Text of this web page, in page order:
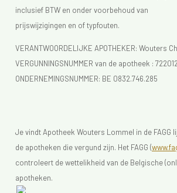
inclusief BTW en onder voorbehoud van
prijswijzigingen en of typfouten.
VERANTWOORDELIJKE APOTHEKER: Wouters
VERGUNNINGSNUMMER van de apotheek : 722012
ONDERNEMINGSNUMMER: BE 0832.746.285
Je vindt Apotheek Wouters Lommel in de FAGG
de apotheken die vergund zijn. Het FAGG (
controleert de wettelikheid van de Belgische
apotheken.